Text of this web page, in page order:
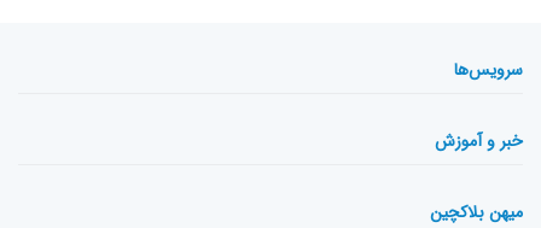
سرویس‌ها
خبر و آموزش
میهن بلاکچین